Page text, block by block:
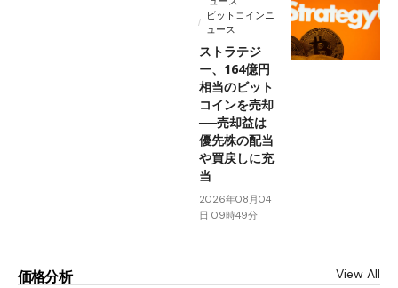
ビットコインニ
ュース
ストラテジ
ー、164億円
相当のビット
コインを売却
──売却益は
優先株の配当
や買戻しに充
当
2026年08月04
日 09時49分
価格分析 View All